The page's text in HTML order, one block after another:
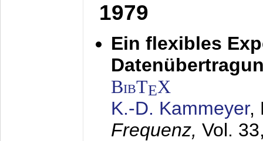
1979
Ein flexibles
BibTEX
K.-D. Kammeyer,
Frequenz, Vol.